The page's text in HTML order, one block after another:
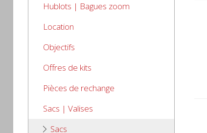
Hublots | Bagues zoom
Location
Objectifs
Offres de kits
Pièces de rechange
Sacs | Valises
Sacs